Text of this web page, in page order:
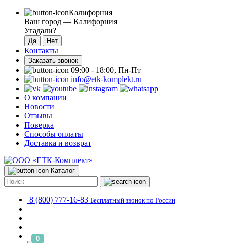
Калифорния
Ваш город — Калифорния
Угадали?
Контакты
Заказать звонок
09:00 - 18:00, Пн-Пт
info@etk-komplekt.ru
О компании
Новости
Отзывы
Поверка
Способы оплаты
Доставка и возврат
Каталог
8 (800) 777-16-83 Бесплатный звонок по России
0